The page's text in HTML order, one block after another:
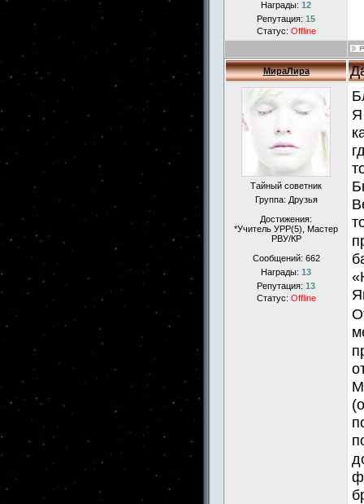
Награды: 12
Репутация: 15
Статус: Offline
МираЛира
Тайный советник
Группа: Друзья
Достижения:
*Учитель УРР(5), Маcтер
РВУ/КР
Сообщений: 662
Награды: 13
Репутация: 13
Статус: Offline
Я